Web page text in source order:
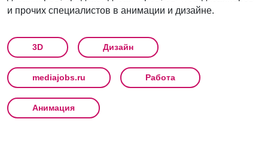
и прочих специалистов в анимации и дизайне.
3D Дизайн
mediajobs.ru Работа
Анимация